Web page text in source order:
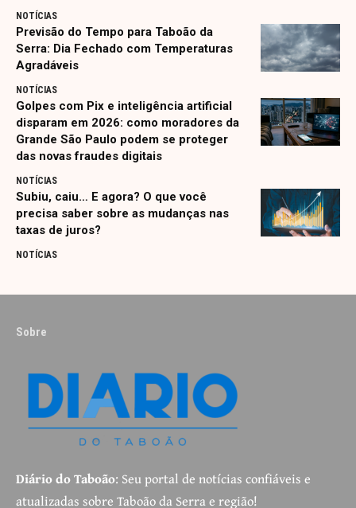
NOTÍCIAS
Previsão do Tempo para Taboão da
Serra: Dia Fechado com Temperaturas
Agradáveis
NOTÍCIAS
Golpes com Pix e inteligência artificial
disparam em 2026: como moradores da
Grande São Paulo podem se proteger
das novas fraudes digitais
NOTÍCIAS
Subiu, caiu… E agora? O que você
precisa saber sobre as mudanças nas
taxas de juros?
NOTÍCIAS
Sobre
Diário do Taboão: Seu portal de notícias confiáveis e
atualizadas sobre Taboão da Serra e região!